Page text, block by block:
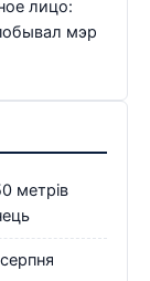
лицо:
мэр
метрів